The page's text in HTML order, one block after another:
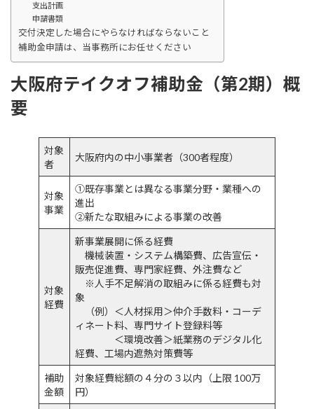
支出計画
申請書類
交付決定した場合にやらなければならないこと
補助金申請は、当事務所にお任せください
大阪府テイクオフ補助金（第2期）概
要
対象
者
大阪府内の中小事業者（300者程度）
対象
事業
①既存事業とは異なる事業分野・業種への
進出
②新たな取組みによる事業の改善
対象
経費
新事業展開に係る経費
機械装置・システム構築費、広告宣伝・
販売促進費、専門家経費、外注費など
※人手不足解消の取組みに係る経費も対
象
（例）＜人材採用＞仲介手数料・コーデ
ィネート料、専門サイト登録料等
＜環境改善＞紙業務のデジタル化
経費、工場内遮熱対策費等
補助
金額
対象経費総額の４分の３以内（上限 100万
円）